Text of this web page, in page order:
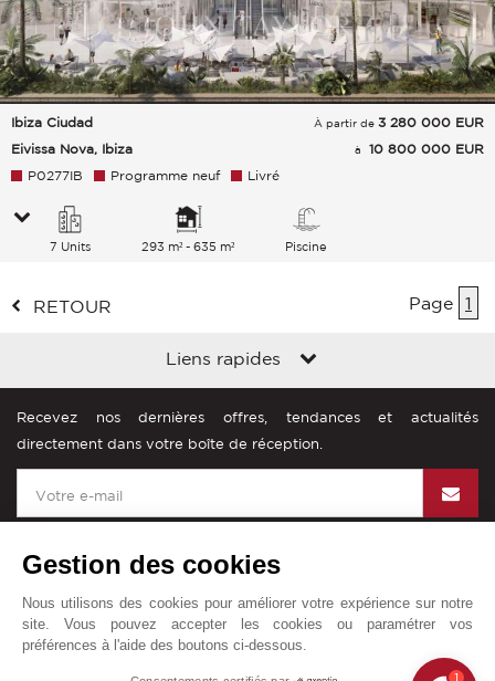
Ibiza Ciudad
Eivissa Nova, Ibiza
À partir de 3 280 000 EUR
à
10 800 000 EUR
P0277IB
Programme neuf Livré
7 Units 293 m² - 635 m² Piscine
RETOUR Page 1
Liens rapides
Recevez nos dernières offres, tendances et actualités
directement dans votre boîte de réception.
John Taylor dans le monde
Mentions légales
Gestion des cookies
Nous utilisons des cookies pour améliorer votre expérience sur notre
site. Vous pouvez accepter les cookies ou paramétrer vos
préférences à l'aide des boutons ci-dessous.
1